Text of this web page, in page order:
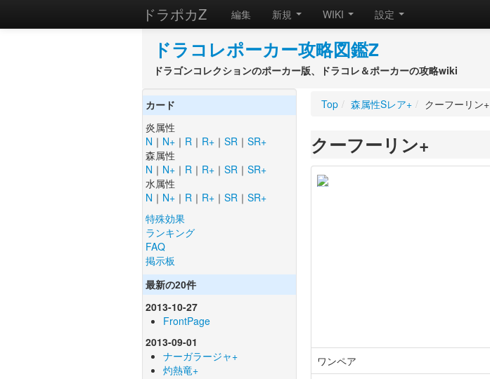
ドラポカZ 編集 新規 WIKI 設定
ドラコレポーカー攻略図鑑Z
ドラゴンコレクションのポーカー版、ドラコレ＆ポーカーの攻略wiki
カード
炎属性
N ｜ N+ ｜ R ｜ R+ ｜ SR ｜ SR+
森属性
N ｜ N+ ｜ R ｜ R+ ｜ SR ｜ SR+
水属性
N ｜ N+ ｜ R ｜ R+ ｜ SR ｜ SR+
特殊効果
ランキング
FAQ
掲示板
最新の20件
2013-10-27
FrontPage
2013-09-01
ナーガラージャ+
灼熱竜+
Top / 森属性Sレア+ / クーフーリン+
クーフーリン+
ワンペア